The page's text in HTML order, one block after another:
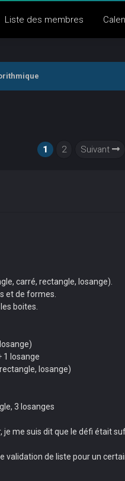
Liste des membres
1
2 Suivant
carré, rectangle, losange).
et de formes.
boites.
1 losange
losange)
3 losanges
me suis dit que le défi était
de liste pour un